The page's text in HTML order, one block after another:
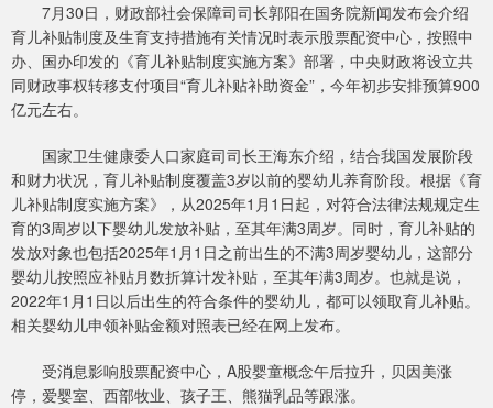
7月30日，财政部社会保障司司长郭阳在国务院新闻发布会介绍
育儿补贴制度及生育支持措施有关情况时表示股票配资中心，按照中
办、国办印发的《育儿补贴制度实施方案》部署，中央财政将设立共
同财政事权转移支付项目“育儿补贴补助资金”，今年初步安排预算900
亿元左右。
国家卫生健康委人口家庭司司长王海东介绍，结合我国发展阶段
和财力状况，育儿补贴制度覆盖3岁以前的婴幼儿养育阶段。根据《育
儿补贴制度实施方案》，从2025年1月1日起，对符合法律法规规定生
育的3周岁以下婴幼儿发放补贴，至其年满3周岁。同时，育儿补贴的
发放对象也包括2025年1月1日之前出生的不满3周岁婴幼儿，这部分
婴幼儿按照应补贴月数折算计发补贴，至其年满3周岁。也就是说，
2022年1月1日以后出生的符合条件的婴幼儿，都可以领取育儿补贴。
相关婴幼儿申领补贴金额对照表已经在网上发布。
受消息影响股票配资中心，A股婴童概念午后拉升，贝因美涨
停，爱婴室、西部牧业、孩子王、熊猫乳品等跟涨。